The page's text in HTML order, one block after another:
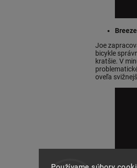
Joe
bicykle
kratšie. V
oveľa